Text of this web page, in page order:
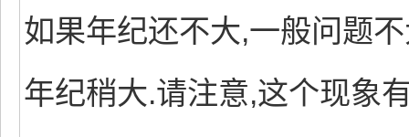
如果年纪还不大,一般问题
年纪稍大.请注意,这个现象